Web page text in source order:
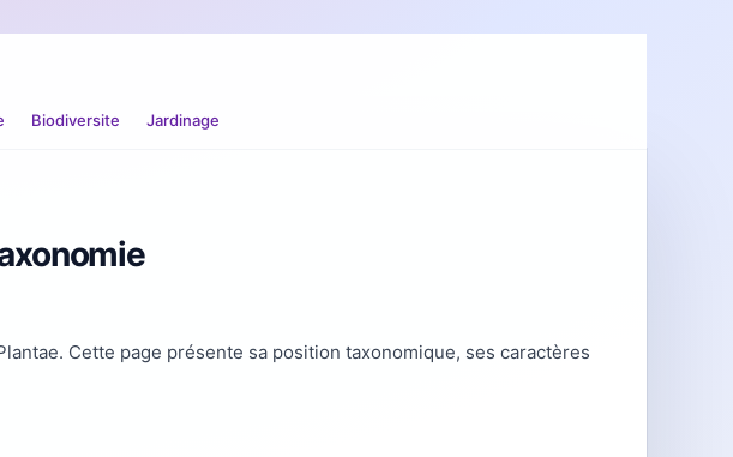
Biodiversite Jardinage
Cette page présente sa position taxonomique, ses caractères